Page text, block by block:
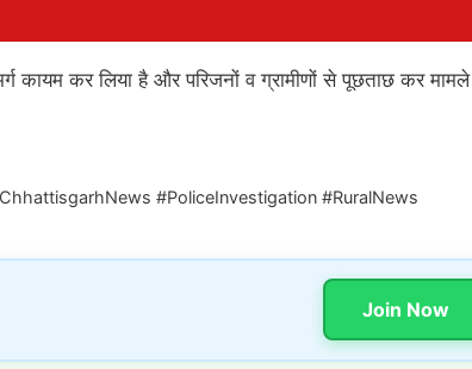
कायम कर लिया है और परिजनों व ग्रामीणों से पूछताछ कर
#PoliceInvestigation #RuralNews
Join Now